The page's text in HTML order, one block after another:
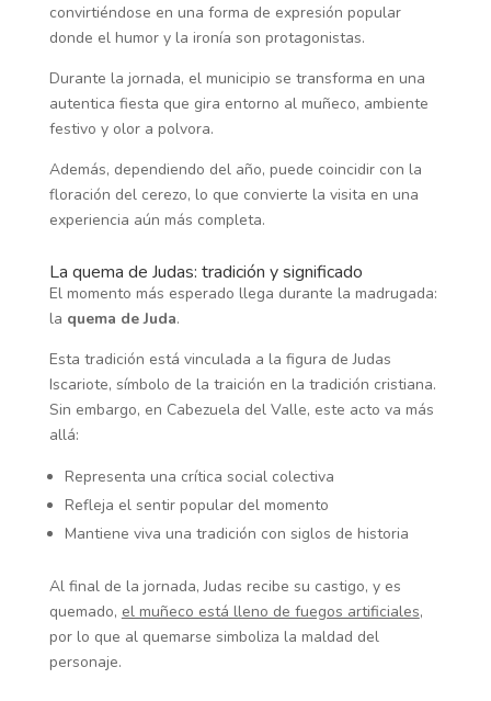
convirtiéndose en una forma de expresión popular
donde el humor y la ironía son protagonistas.
Durante la jornada, el municipio se transforma en una
autentica fiesta que gira entorno al muñeco, ambiente
festivo y olor a polvora.
Además, dependiendo del año, puede coincidir con la
floración del cerezo, lo que convierte la visita en una
experiencia aún más completa.
La quema de Judas: tradición y significado
El momento más esperado llega durante la madrugada:
la quema de Juda.
Esta tradición está vinculada a la figura de Judas
Iscariote, símbolo de la traición en la tradición cristiana.
Sin embargo, en Cabezuela del Valle, este acto va más
allá:
Representa una crítica social colectiva
Refleja el sentir popular del momento
Mantiene viva una tradición con siglos de historia
Al final de la jornada, Judas recibe su castigo, y es
quemado, el muñeco está lleno de fuegos artificiales,
por lo que al quemarse simboliza la maldad del
personaje.